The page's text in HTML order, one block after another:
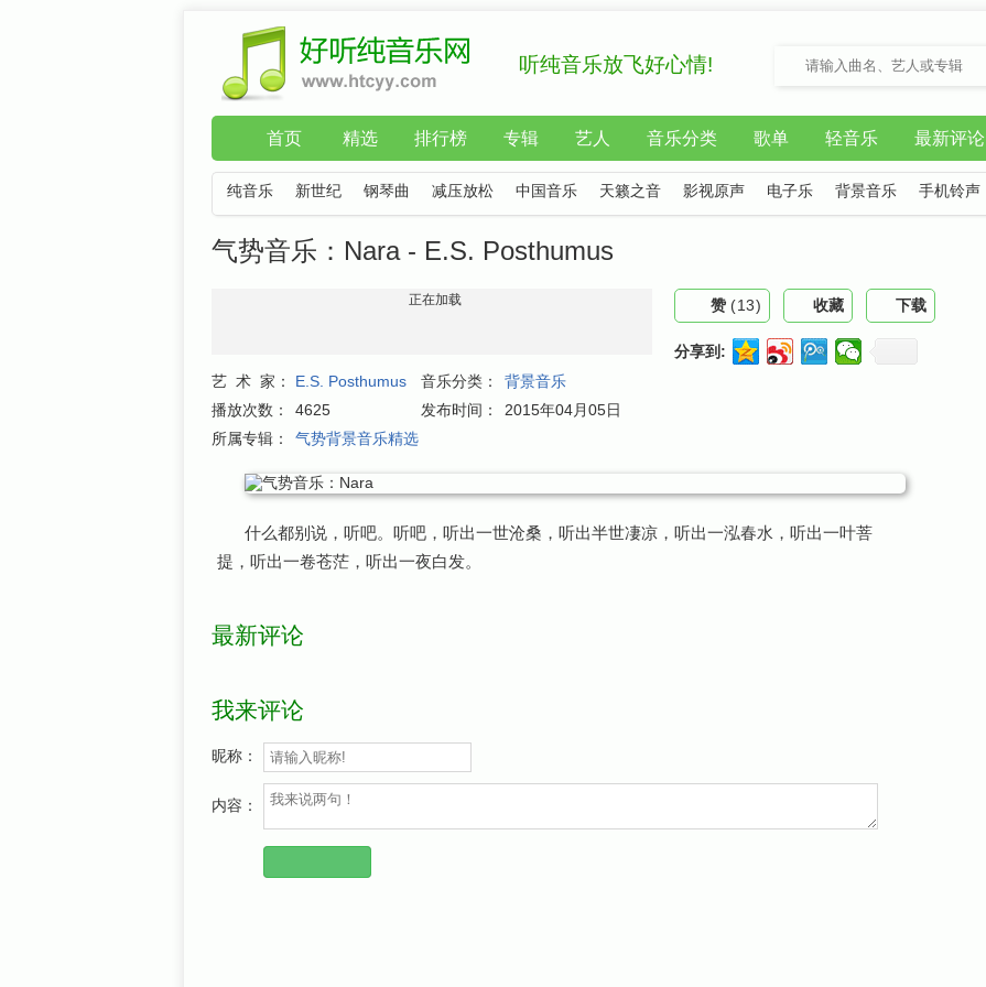
听纯音乐放飞好心情!
首页 精选 排行榜 专辑 艺人 音乐分类 歌单 轻音乐 最新评论
纯音乐 新世纪 钢琴曲 减压放松 中国音乐 天籁之音 影视原声 电子乐 背景音乐 手机铃声
气势音乐：Nara - E.S. Posthumus
正在加载
艺 术 家： E.S. Posthumus 音乐分类：
背景音乐
播放次数：
4625 发布时间：
2015年04月05日
所属专辑：
气势背景音乐精选
赞 (13) 收藏 下载
分享到:
什么都别说，听吧。听吧，听出一世沧桑，听出半世凄凉，听出一泓春水，听出一叶菩
提，听出一卷苍茫，听出一夜白发。
最新评论
我来评论
昵称：
内容：